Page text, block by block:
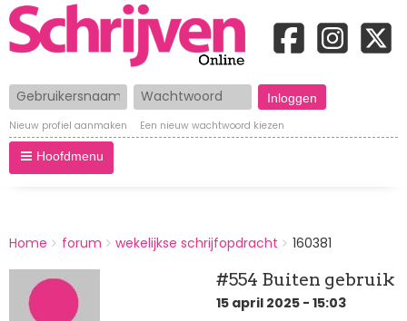
Gebruikersnaam Wachtwoord
Nieuw profiel aanmaken Een nieuw wachtwoord kiezen
Hoofdmenu
BREADCRUMBS
You
here:
Home forum wekelijkse schrijfopdracht 160381
#554 Buiten gebruik
15 april 2025 - 15:03